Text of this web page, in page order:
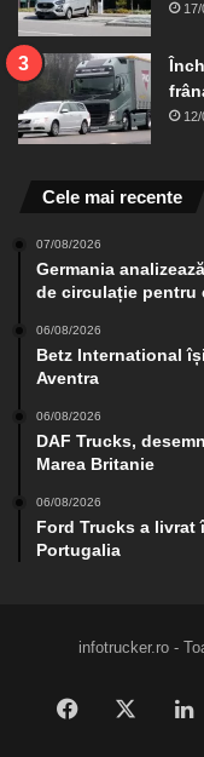
Cele mai recente
07/08/2026
Germania
de circulație pentru
06/08/2026
Betz International
Aventra
06/08/2026
DAF Trucks,
Marea Britanie
06/08/2026
Ford Trucks a livrat
Portugalia
infotrucker.ro -
Facebook